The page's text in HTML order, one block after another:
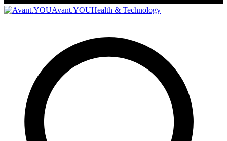
Avant.YOUHealth & Technology